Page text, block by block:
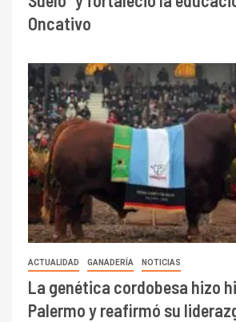
Oncativo
ACTUALIDAD GANADERÍA NOTICIAS
La genética cordobesa hizo
Palermo y reafirmó su